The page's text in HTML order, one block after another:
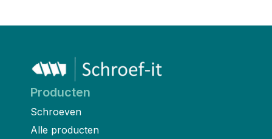
Producten
Schroeven
Alle producten